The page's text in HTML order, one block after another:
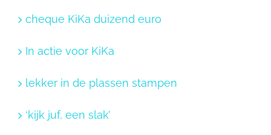
cheque KiKa duizend euro
In actie voor KiKa
lekker in de plassen stampen
‘kijk juf, een slak’